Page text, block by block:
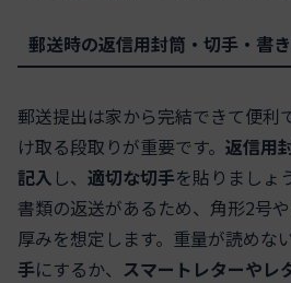
郵送時の返信用封筒・切手・書
郵送提出は家から完結できて便利
け取る段取りが重要です。 返信用
記入 し、 適切な切手を貼りましょ
書類の返送があるため、角形2号
厚みを想定します。重量が読めな
手にするか、 スマートレターやレ